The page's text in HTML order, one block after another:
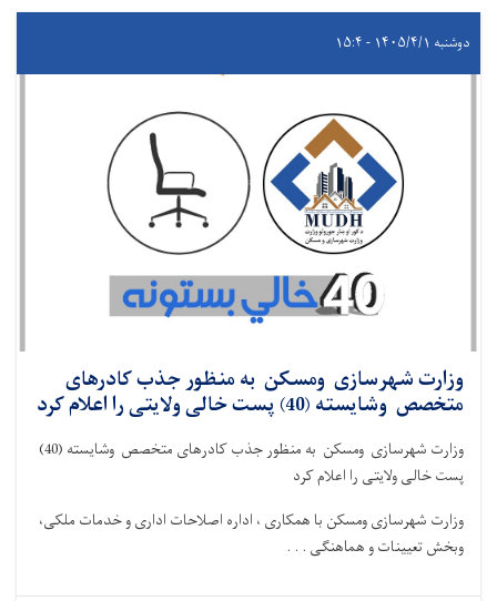
دوشنبه ۱۴۰۵/۴/۱ - ۱۵:۴
وزارت شهرسازی ومسکن به منظور جذب کادرهای
متخصص وشایسته (40) پست خالی ولایتی را اعلام کرد
وزارت شهرسازی ومسکن به منظور جذب کادرهای متخصص وشایسته (40)
پست خالی ولایتی را اعلام کرد
وزارت شهرسازی ومسکن با همکاری ، اداره اصلاحات اداری و خدمات ملکی،
وبخش تعیینات و هماهنگی . . .